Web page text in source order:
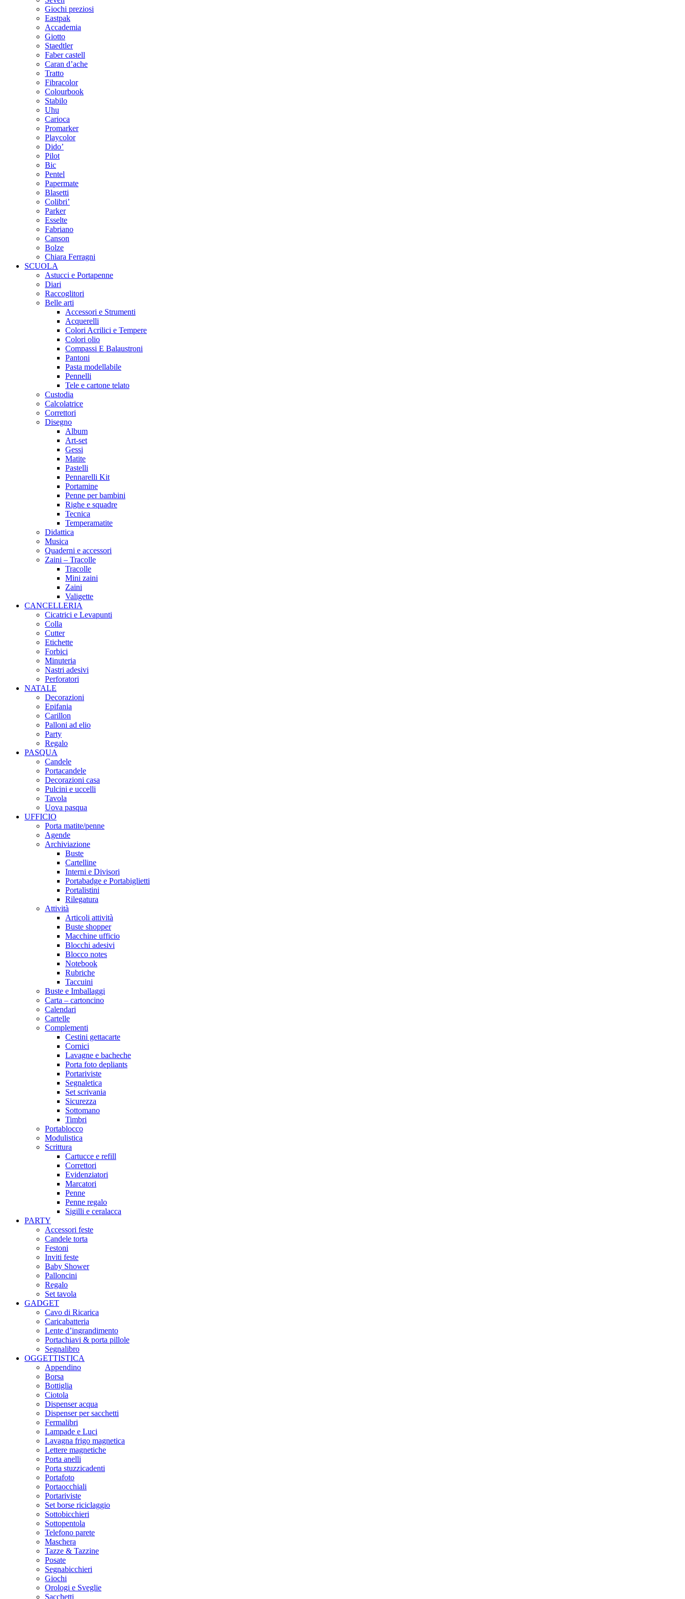
Giochi preziosi
Eastpak
Accademia
Giotto
Staedtler
Faber castell
Caran d’ache
Tratto
Fibracolor
Colourbook
Stabilo
Uhu
Carioca
Promarker
Playcolor
Dido’
Pilot
Bic
Pentel
Papermate
Blasetti
Colibri’
Parker
Esselte
Fabriano
Canson
Bolze
Chiara Ferragni
SCUOLA
Astucci e Portapenne
Diari
Raccoglitori
Belle arti
Accessori e Strumenti
Acquerelli
Colori Acrilici e Tempere
Colori olio
Compassi E Balaustroni
Pantoni
Pasta modellabile
Pennelli
Tele e cartone telato
Custodia
Calcolatrice
Correttori
Disegno
Album
Art-set
Gessi
Matite
Pastelli
Pennarelli Kit
Portamine
Penne per bambini
Righe e squadre
Tecnica
Temperamatite
Didattica
Musica
Quaderni e accessori
Zaini – Tracolle
Tracolle
Mini zaini
Zaini
Valigette
CANCELLERIA
Cicatrici e Levapunti
Colla
Cutter
Etichette
Forbici
Minuteria
Nastri adesivi
Perforatori
NATALE
Decorazioni
Epifania
Carillon
Palloni ad elio
Party
Regalo
PASQUA
Candele
Portacandele
Decorazioni casa
Pulcini e uccelli
Tavola
Uova pasqua
UFFICIO
Porta matite/penne
Agende
Archiviazione
Buste
Cartelline
Interni e Divisori
Portabadge e Portabiglietti
Portalistini
Rilegatura
Attività
Articoli attività
Buste shopper
Macchine ufficio
Blocchi adesivi
Blocco notes
Notebook
Rubriche
Taccuini
Buste e Imballaggi
Carta – cartoncino
Calendari
Cartelle
Complementi
Cestini gettacarte
Cornici
Lavagne e bacheche
Porta foto depliants
Portariviste
Segnaletica
Set scrivania
Sicurezza
Sottomano
Timbri
Portablocco
Modulistica
Scrittura
Cartucce e refill
Correttori
Evidenziatori
Marcatori
Penne
Penne regalo
Sigilli e ceralacca
PARTY
Accessori feste
Candele torta
Festoni
Inviti feste
Baby Shower​
Palloncini
Regalo
Set tavola
GADGET
Cavo di Ricarica
Caricabatteria
Lente d’ingrandimento
Portachiavi & porta pillole
Segnalibro
OGGETTISTICA
Appendino
Borsa
Bottiglia
Ciotola
Dispenser acqua
Dispenser per sacchetti
Fermalibri
Lampade e Luci
Lavagna frigo magnetica
Lettere magnetiche
Porta anelli
Porta stuzzicadenti
Portafoto
Portaocchiali
Portariviste
Set borse riciclaggio
Sottobicchieri
Sottopentola
Telefono parete
Maschera
Tazze & Tazzine
Posate
Segnabicchieri
Giochi
Orologi e Sveglie
Sacchetti